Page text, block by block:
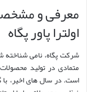
معرفی و
اولترا پاور پگاه
شرکت پگاه، نامی شناخته
متمادی در تولید
است. در سال های اخیر،